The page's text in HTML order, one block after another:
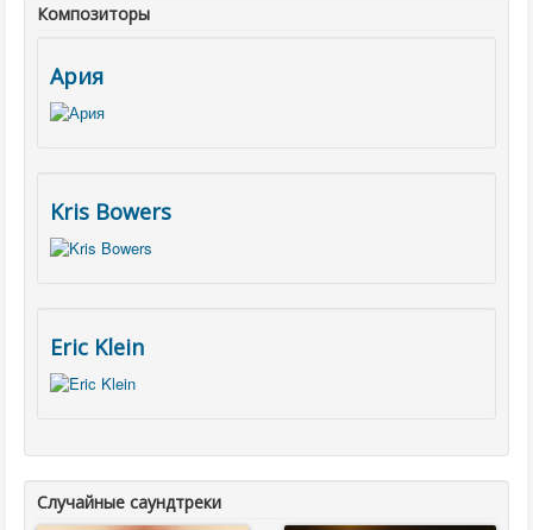
Композиторы
Ария
Kris Bowers
Eric Klein
Случайные саундтреки